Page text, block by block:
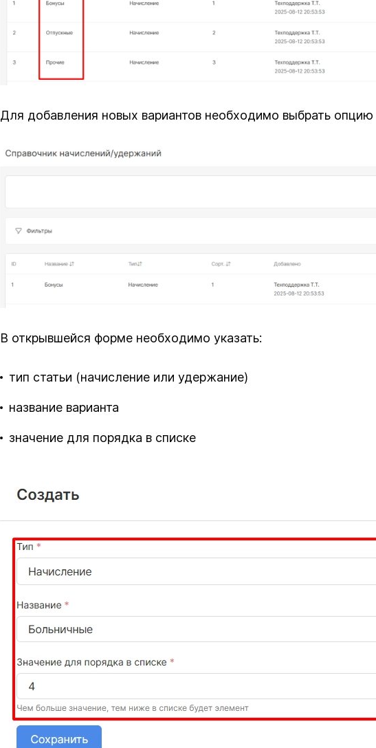
Для добавления новых вариантов необходимо выбрать опцию
В открывшейся форме необходимо указать:
тип статьи (начисление или удержание)
название варианта
значение для порядка в списке